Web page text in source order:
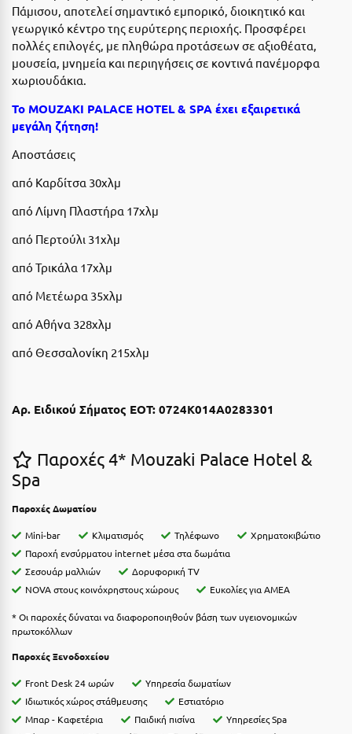
Κάρπαθος
Καρπενήσι
Κάρυστος
Κάσος
Κασσάνδρα
Καστοριά
Κατερίνη
Κέα - Τζιά
Κερατέα
Κέρκυρα
Κεφαλονιά
Κοζάνη
Κομοτηνή
Κόνιτσα
Κόρινθος
Κορώνη
Κουρούτα Ηλείας
Κουφονήσια
Κρουαζιέρες
Κύθηρα
Κυλλήνη
Κύμη Ευβοίας
Πάμισου, αποτελεί σημαντικό εμπορικό, διοικητικό και
γεωργικό κέντρο της ευρύτερης περιοχής. Προσφέρει
πολλές επιλογές, με πληθώρα προτάσεων σε αξιοθέατα,
μουσεία, μνημεία και περιηγήσεις σε κοντινά πανέμορφα
χωριουδάκια.
Το MOUZAKI PALACE HOTEL & SPA έχει εξαιρετικά
μεγάλη ζήτηση!
Aποστάσεις
από Καρδίτσα 30χλμ
από Λίμνη Πλαστήρα 17χλμ
από Περτούλι 31χλμ
από Τρικάλα 17χλμ
από Μετέωρα 35χλμ
από Αθήνα 328χλμ
από Θεσσαλονίκη 215χλμ
Αρ. Ειδικού Σήματος ΕΟΤ: 0724Κ014Α0283301
Παροχές 4* Mouzaki Palace Hotel &
Spa
Παροχές Δωματίου
Mini-bar Κλιματισμός Τηλέφωνο
Χρηματοκιβώτιο
Παροχή ενσύρματου internet μέσα στα δωμάτια
Σεσουάρ μαλλιών
Δορυφορική TV
NOVA στους κοινόχρηστους χώρους
Ευκολίες για ΑΜΕΑ
* Οι παροχές δύναται να διαφοροποιηθούν βάση των υγειονομικών
πρωτοκόλλων
Παροχές Ξενοδοχείου
Front Desk 24 ωρών
Υπηρεσία δωματίων
Ιδιωτικός χώρος στάθμευσης
Εστιατόριο
Μπαρ - Καφετέρια
Παιδική πισίνα
Υπηρεσίες Spa